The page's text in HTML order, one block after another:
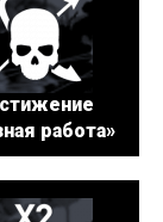
работа»